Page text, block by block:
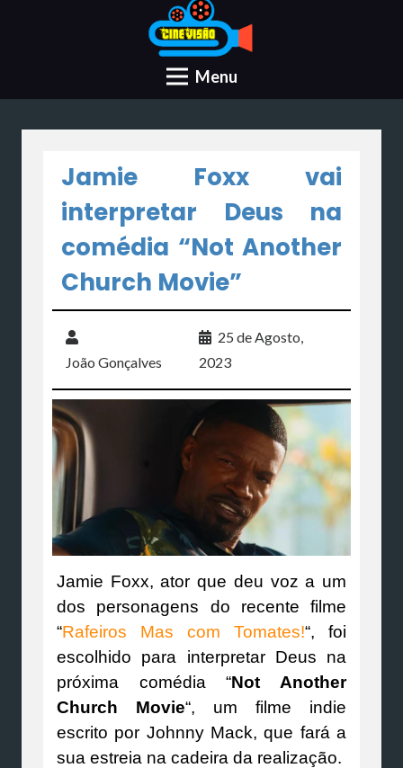
Menu
Jamie Foxx vai
interpretar Deus na
comédia “Not Another
Church Movie”
João Gonçalves
25 de Agosto,
2023
Jamie Foxx, ator que deu voz a um
dos personagens do recente filme
“Rafeiros Mas com Tomates!“, foi
escolhido para interpretar Deus na
próxima comédia “Not Another
Church Movie“, um filme indie
escrito por Johnny Mack, que fará a
sua estreia na cadeira da realização.